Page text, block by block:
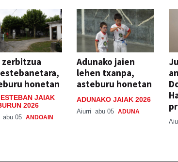
zerbitzua
honetan
JAIAK
2026
abu 05 ANDOAIN
Adunako jaien
lehen txanpa,
asteburu honetan
ADUNAKO JAIAK 2026
Aiurri abu 05 ADUNA